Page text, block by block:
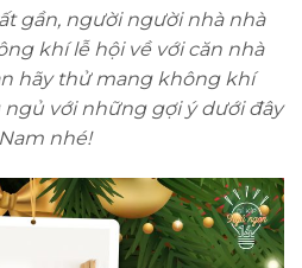
gần, người người nhà nhà
khí lễ hội về với căn nhà
hãy thử mang không khí
với những gợi ý dưới đây
nhé!